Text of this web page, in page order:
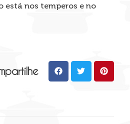
está nos temperos e no